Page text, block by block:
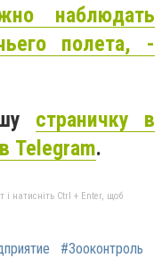
наблюдать
полета, -
страничку в
Telegram.
і натисніть Ctrl + Enter, щоб
#Зооконтроль